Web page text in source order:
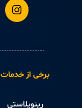
برخی از خدمات
رینوپلاستی